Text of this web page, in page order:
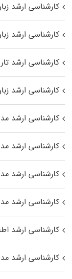
کارشناسی ارشد
کارشناسی ارشد
کارشناسی ارشد
کارشناسی ارشد
کارشناسی ارشد
کارشناسی ارشد
کارشناسی ارشد
کارشناسی ارشد
کارشناسی ارشد
کارشناسی ارشد